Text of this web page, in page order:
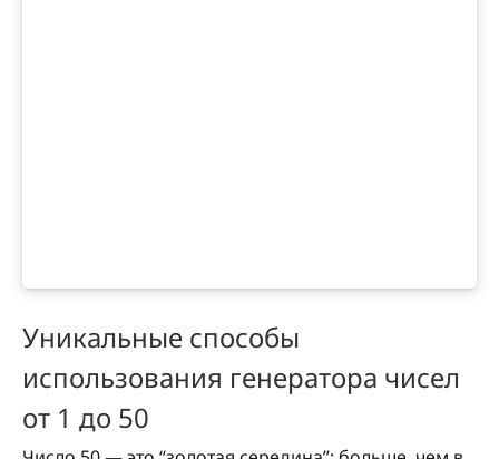
Уникальные способы
использования генератора чисел
от 1 до 50